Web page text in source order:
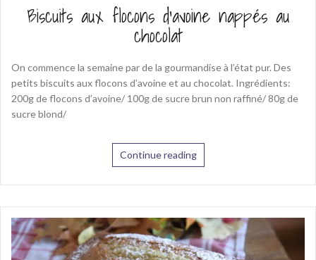
Biscuits aux flocons d’avoine nappés au
chocolat
On commence la semaine par de la gourmandise à l’état pur. Des
petits biscuits aux flocons d’avoine et au chocolat. Ingrédients:
200g de flocons d’avoine/ 100g de sucre brun non raffiné/ 80g de
sucre blond/
Continue reading